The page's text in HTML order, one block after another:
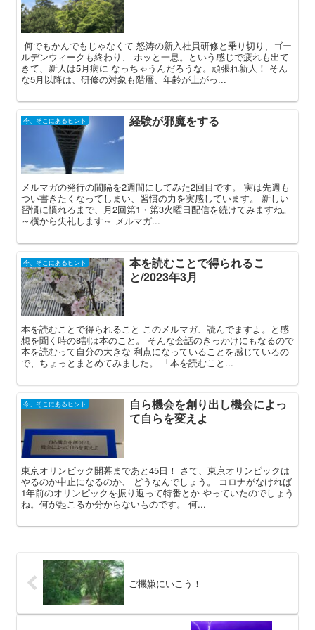
何でもかんでもじゃなくて 怒涛の新入社員研修と乗り切り、ゴー
ルデンウィークも終わり、 ホッと一息。という感じで疲れも出て
きて、新人は5月病に なっちゃうんだろうな。頑張れ新人！ そん
な5月以降は、研修の対象も階層、年齢が上がっ...
今、そこにあるヒント 経験が邪魔をする
メルマガの発行の間隔を2週間にしてみた2回目です。 実は先週も
つい書きたくなってしまい、習慣の力を実感しています。 新しい
習慣に慣れるまで、月2回第1・第3火曜日配信を続けてみますね。
～横から失礼します～ メルマガ...
今、そこにあるヒント
本を読むことで得られるこ
と/2023年3月
本を読むことで得られること このメルマガ、読んでますよ。と感
想を聞く時の8割は本のこと。 そんな会話のきっかけにもなるので
本を読むって自分の大きな 利点になっていることを感じているの
で、ちょっとまとめてみました。 「本を読むこと...
今、そこにあるヒント
自ら機会を創り出し機会によっ
て自らを変えよ
東京オリンピック開幕まであと45日！ さて、東京オリンピックは
やるのか中止になるのか、 どうなんでしょう。 コロナがなければ
1年前のオリンピックを振り返って特番とか やっていたのでしょう
ね。何が起こるか分からないものです。 何...
ご機嫌にいこう！